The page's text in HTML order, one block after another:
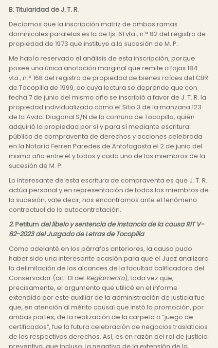
B. Titularidad de J. T. R.
Decíamos que la inscripción matriz de ambas ramas
dominicales paralelas es la de fjs. 61 vta., n.° 82 del registro de
propiedad de 1973 que instituye a la sucesión de M. P.
Me había reservado el análisis de esta inscripción, porque
posee una única anotación marginal que remite a fojas 184
vta., n.° 168 del registro de propiedad de bienes raíces del CBR
de Tocopilla de 1999, de cuya lectura se deprende que con
fecha 7 de junio del mismo año se inscribió a favor de J. T. R. la
propiedad individualizada como el Sitio 3 de la manzana 123
de la Avda. Diagonal S/N de la comuna de Tocopilla, quién
adquirió la propiedad por sí y para sí mediante escritura
pública de compraventa de derechos y acciones celebrada
en la Notaría Ferren Paredes de Antofagasta el 2 de junio del
mismo año entre él y todos y cada uno de los miembros de la
sucesión de M. P.
Lo interesante de esta escritura de compraventa es que J. T. R.
actúa personal y en representación de todos los miembros de
la sucesión, vale decir, nos encontramos ante el fenómeno
contractual de la autocontratación.
2.Petitum del libelo y sentencia de instancia de la causa RIT V-
82-2023 del Juzgado de Letras de Tocopilla
Como adelanté en los párrafos anteriores, la causa pudo
haber sido una interesante ocasión para que el Juez analizara
la delimitación de los alcances de la facultad calificadora del
Conservador (art. 13 del Reglamento), toda vez que,
precisamente, el argumento que utilicé en el informe
extendido por este auxiliar de la administración de justicia fue
que, en atención al mérito causal que instó la promoción, por
ambas partes, de la realización de la carpeta o “juego de
certificados”, fue la futura celebración de negocios traslaticios
de los respectivos derechos. Así, es en razón del rol de justicia
preventiva, que incluso, la negativa de la extensión de lo